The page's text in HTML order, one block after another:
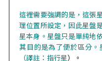
這裡需要強調的是，這張
理位置所設定，因此星盤
星本身。星盤只是單純地
其目的是為了便於區分
（譯註：指行星）。